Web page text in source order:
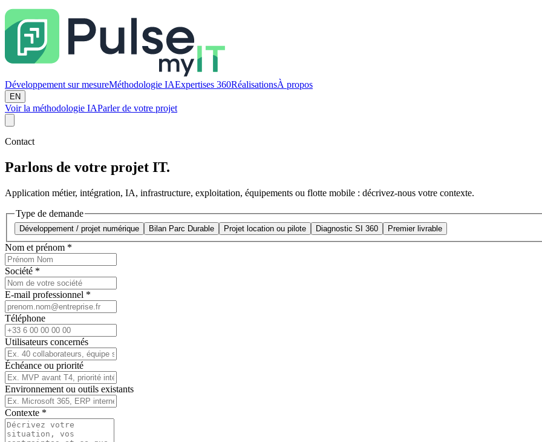
Développement sur mesureMéthodologie IAExpertises 360RéalisationsÀ propos
EN
Voir la méthodologie IAParler de votre projet
Contact
Parlons de votre projet IT.
Application métier, intégration, IA, infrastructure, exploitation, équipements ou flotte mobile : décrivez-nous votre contexte.
Type de demande
Développement / projet numérique Bilan Parc Durable Projet location ou pilote Diagnostic SI 360 Premier livrable
Nom et prénom *
Société *
E-mail professionnel *
Téléphone
Utilisateurs concernés
Échéance ou priorité
Environnement ou outils existants
Contexte *